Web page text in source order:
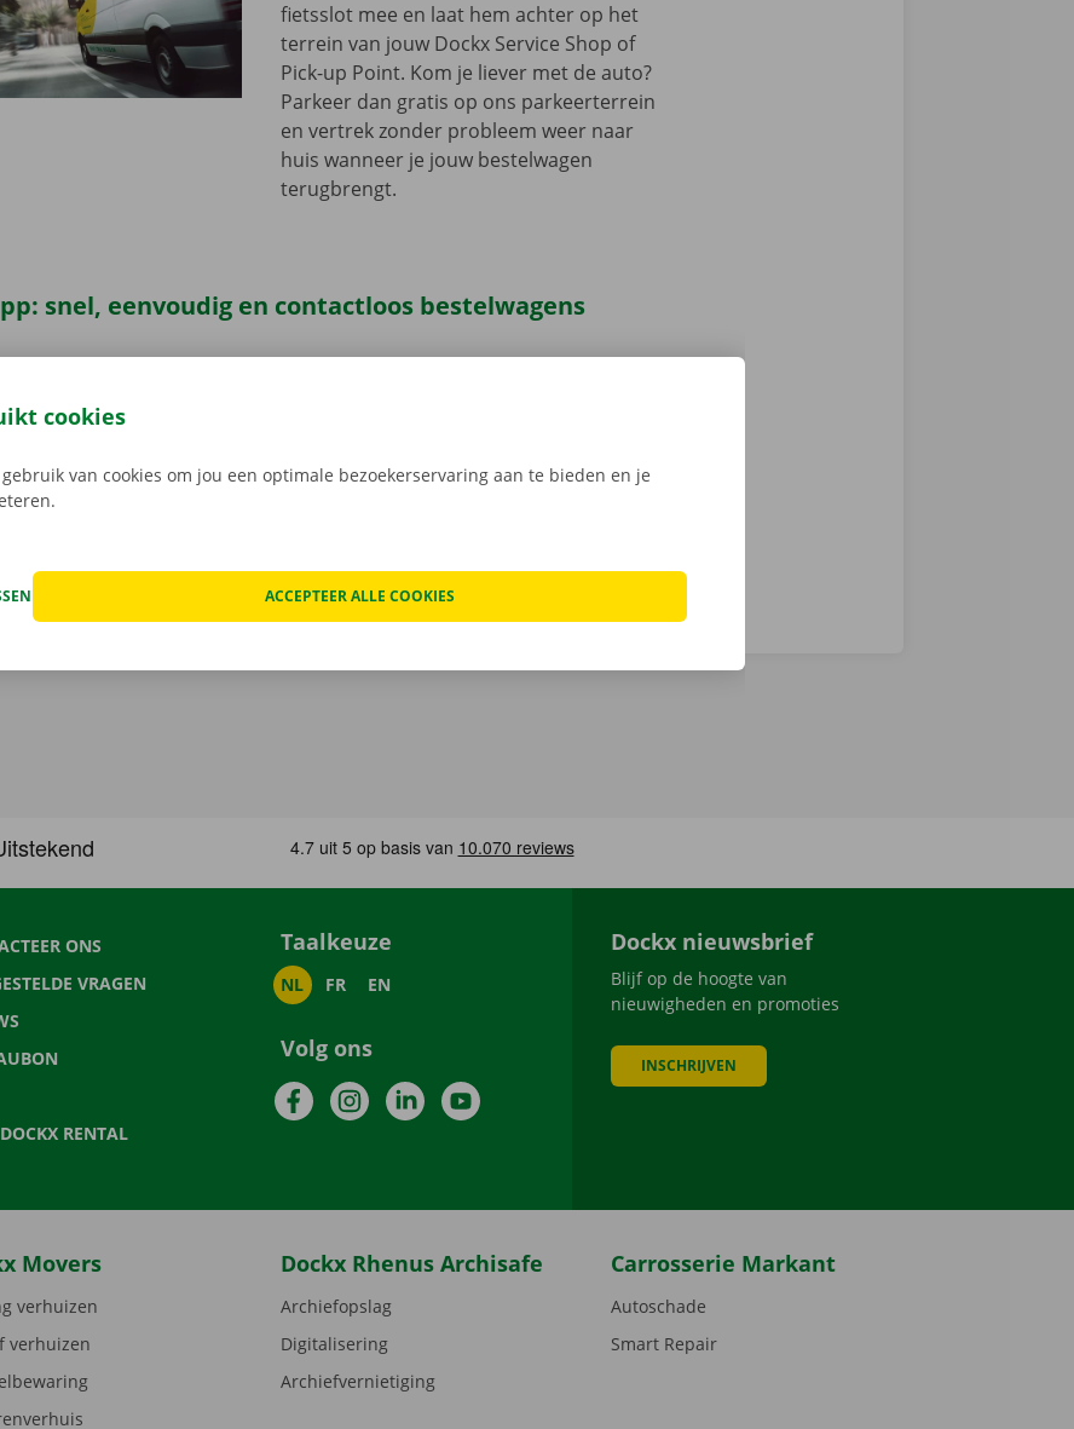
fietsslot mee en laat hem achter op het
terrein van jouw Dockx Service Shop of
Pick-up Point. Kom je liever met de auto?
Parkeer dan gratis op ons parkeerterrein
en vertrek zonder probleem weer naar
huis wanneer je jouw bestelwagen
terugbrengt.
snel, eenvoudig en contactloos bestelwagens
open je gemakkelijk met jouw digitale sleutel. Je bent zo op weg: kies
je keuze uit het aanbod voertuigen, reken af en je bent klaar om te
de gratis app nu voor
Android Apple
ONS
VRAGEN
RENTAL
Taalkeuze
NL FR EN
Volg ons
FacebookInstagramLinkedInYouTube
Dockx nieuwsbrief
Blijf op de hoogte van
nieuwigheden en promoties
INSCHRIJVEN
Movers
verhuizen
verhuizen
Dockx Rhenus Archisafe
Archiefopslag
Digitalisering
Archiefvernietiging
Carrosserie Markant
Autoschade
Smart Repair
cookies
van cookies om jou een optimale bezoekerservaring aan te bieden en je
ACCEPTEER ALLE COOKIES